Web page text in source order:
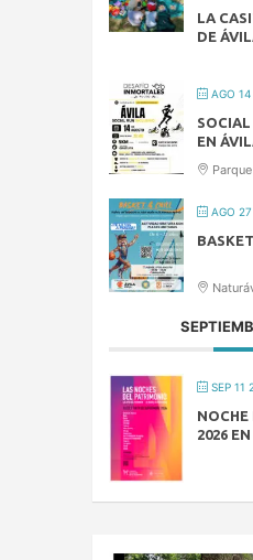
LA
DE
AGO
EN
AGO
SEP 11
NOCHE
2026